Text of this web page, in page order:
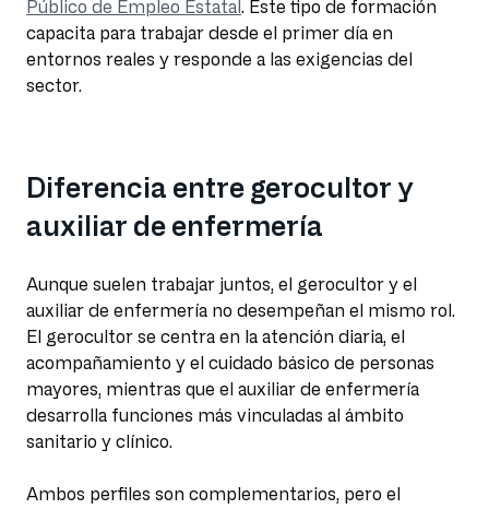
Público de Empleo Estatal . Este tipo de formación
capacita para trabajar desde el primer día en
entornos reales y responde a las exigencias del
sector.
Diferencia entre gerocultor y
auxiliar de enfermería
Aunque suelen trabajar juntos, el gerocultor y el
auxiliar de enfermería no desempeñan el mismo rol.
El gerocultor se centra en la atención diaria, el
acompañamiento y el cuidado básico de personas
mayores, mientras que el auxiliar de enfermería
desarrolla funciones más vinculadas al ámbito
sanitario y clínico.
Ambos perfiles son complementarios, pero el